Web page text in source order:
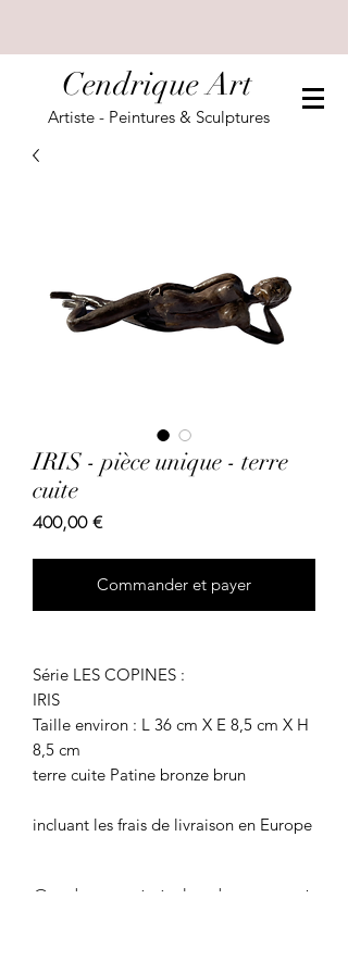
Cendrique Art
Artiste - Peintures & Sculptures
IRIS - pièce unique - terre
cuite
400,00 €Prix
Commander et payer
Série LES COPINES :
IRIS
Taille environ : L 36 cm X E 8,5 cm X H
8,5 cm
terre cuite Patine bronze brun
incluant les frais de livraison en Europe
Conditions générales de vente.